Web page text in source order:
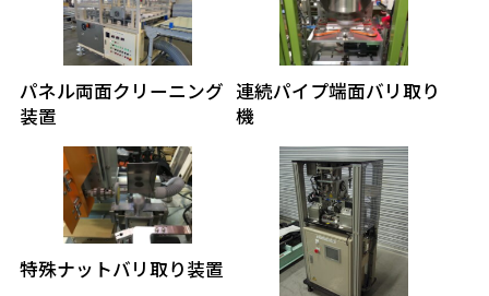
パネル両面クリーニング
装置
連続パイプ端面バリ取り
機
特殊ナットバリ取り装置